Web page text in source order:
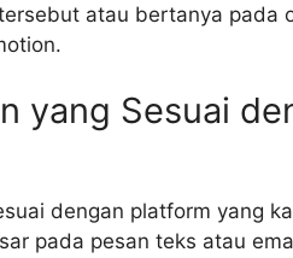
atau bertanya pada
yang Sesuai
dengan platform yang
pada pesan teks atau